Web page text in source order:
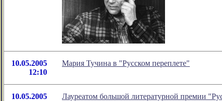
10.05.2005
12:10
Мария Тучина в "Русском переплете"
10.05.2005 Лауреатом большой литературной премии